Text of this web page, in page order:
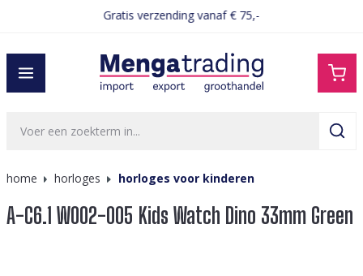
Gratis verzending vanaf € 75,-
home horloges horloges voor kinderen
A-C6.1 W002-005 Kids Watch Dino 33mm Green